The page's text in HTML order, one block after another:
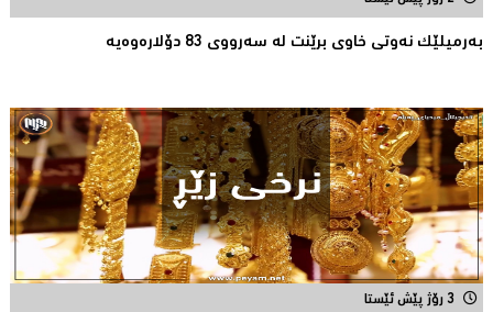
بەرمیلێک نەوتى خاوى برێنت لە سەرووى 83 دۆلارەوەیە
3 رۆژ پێش ئێستا